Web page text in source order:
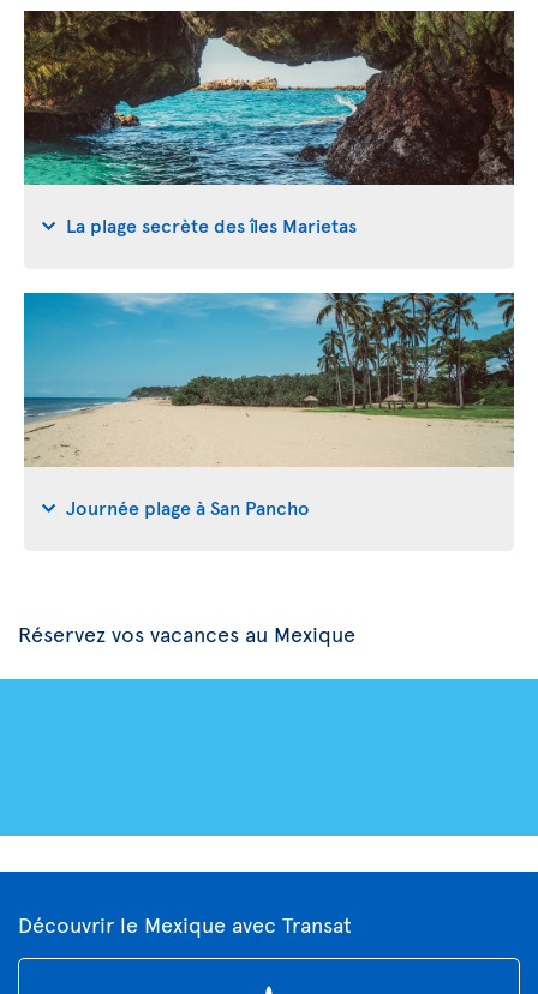
La plage secrète des îles Marietas
Journée plage à San Pancho
Réservez vos vacances au Mexique
Découvrir le Mexique avec Transat